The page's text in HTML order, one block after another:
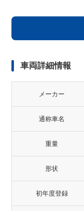
車両詳細情報
メーカー
通称車名
重量
形状
初年度登録